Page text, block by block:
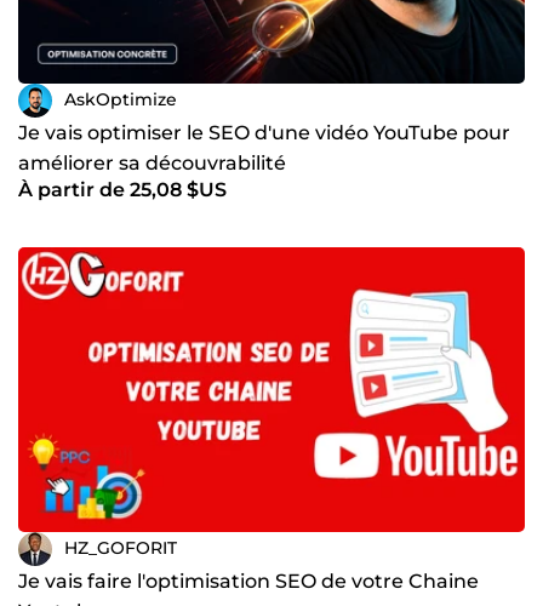
AskOptimize
Je vais optimiser le SEO d'une vidéo YouTube pour
améliorer sa découvrabilité
À partir de 25,08 $US
HZ_GOFORIT
Je vais faire l'optimisation SEO de votre Chaine